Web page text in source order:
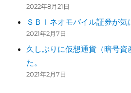
2022年8月21日
ＳＢＩネオモバイル証券が気
2021年2月7日
久しぶりに仮想通貨（暗号
た。
2021年2月7日